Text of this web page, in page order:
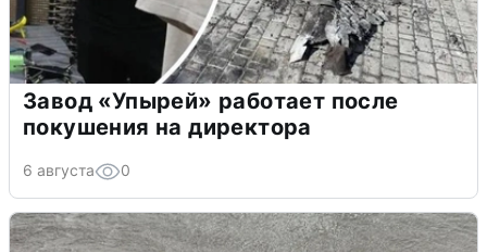
Завод «Упырей» работает после
покушения на директора
6 августа 0